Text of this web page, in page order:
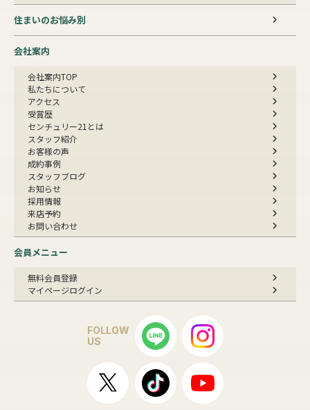
住まいのお悩み別
会社案内
会社案内TOP
私たちについて
アクセス
受賞歴
センチュリー21とは
スタッフ紹介
お客様の声
成約事例
スタッフブログ
お知らせ
採用情報
来店予約
お問い合わせ
会員メニュー
無料会員登録
マイページログイン
FOLLOW
US